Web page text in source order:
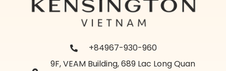
+84967-930-960
9F, VEAM Building, 689 Lac Long Quan